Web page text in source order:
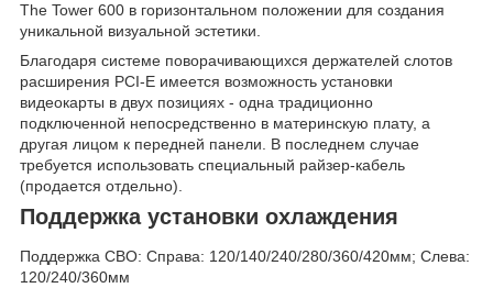
The Tower 600 в горизонтальном положении для создания
уникальной визуальной эстетики.
Благодаря системе поворачивающихся держателей слотов
расширения PCI-E имеется возможность установки
видеокарты в двух позициях - одна традиционно
подключенной непосредственно в материнскую плату, а
другая лицом к передней панели. В последнем случае
требуется использовать специальный райзер-кабель
(продается отдельно).
Поддержка установки охлаждения
Поддержка СВО: Справа: 120/140/240/280/360/420мм; Слева:
120/240/360мм